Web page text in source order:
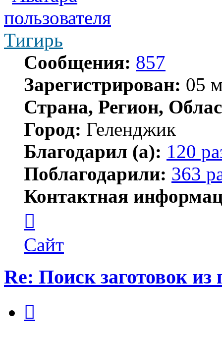
Тигирь
Сообщения: 857
Зарегистрирован: 05
Страна, Регион,
Город: Геленджик
Благодарил (а): 120
Поблагодарили: 363
Контактная
пользователя
Тигирь
Сайт
Re: Поиск заготовок из